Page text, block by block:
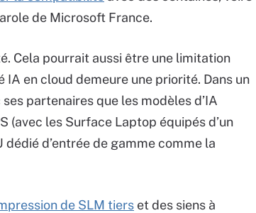
de Microsoft France.
Cela pourrait aussi être une limitation
IA en cloud demeure une priorité. Dans un
partenaires que les modèles d’IA
(avec les Surface Laptop équipés d’un
d’entrée de gamme comme la
de SLM tiers et des siens à